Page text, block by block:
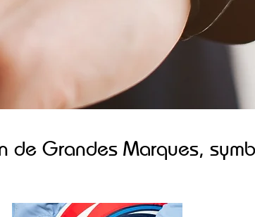
de Grandes Marques,